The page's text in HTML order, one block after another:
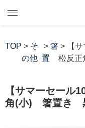
TOP > そ
の他
> 箸
置
> 【サ
松反
【サマーセー
角(小) 箸置き